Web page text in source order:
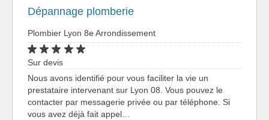
Dépannage plomberie
Plombier Lyon 8e Arrondissement
Sur devis
Nous avons identifié pour vous faciliter la vie un
prestataire intervenant sur Lyon 08. Vous pouvez le
contacter par messagerie privée ou par téléphone. Si
vous avez déjà fait appel…